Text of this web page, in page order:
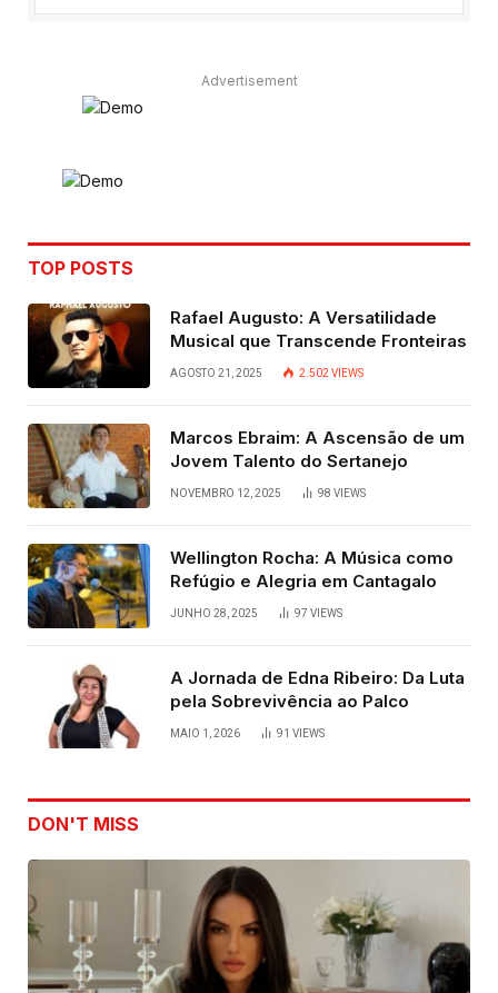
Advertisement
TOP POSTS
Rafael Augusto: A Versatilidade
Musical que Transcende Fronteiras
AGOSTO 21, 2025 2.502 VIEWS
Marcos Ebraim: A Ascensão de um
Jovem Talento do Sertanejo
NOVEMBRO 12, 2025 98 VIEWS
Wellington Rocha: A Música como
Refúgio e Alegria em Cantagalo
JUNHO 28, 2025 97 VIEWS
A Jornada de Edna Ribeiro: Da Luta
pela Sobrevivência ao Palco
MAIO 1, 2026 91 VIEWS
DON'T MISS